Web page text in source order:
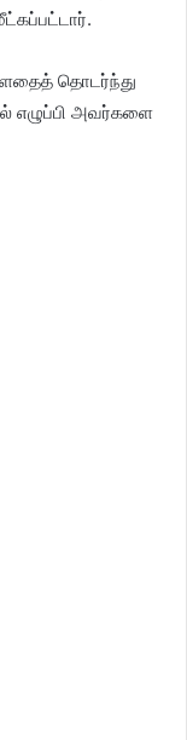
தொடர்ந்து
எழுப்பி அவர்களை